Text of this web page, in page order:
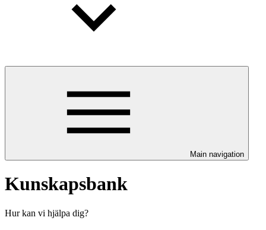
Main navigation
Kunskapsbank
Hur kan vi hjälpa dig?